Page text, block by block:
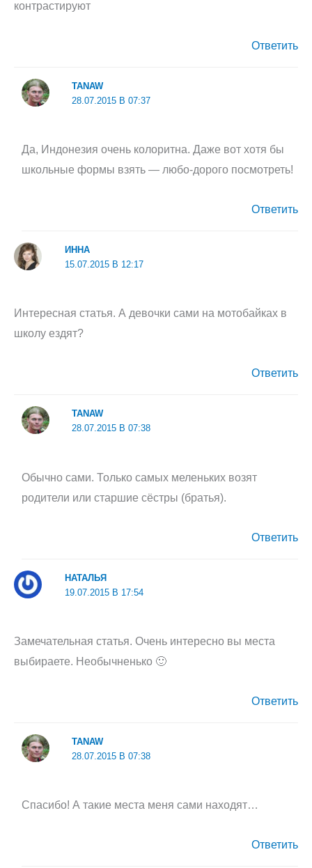
контрастируют
Ответить
TANAW
28.07.2015 В 07:37
Да, Индонезия очень колоритна. Даже вот хотя бы
школьные формы взять — любо-дорого посмотреть!
Ответить
ИННА
15.07.2015 В 12:17
Интересная статья. А девочки сами на мотобайках в
школу ездят?
Ответить
TANAW
28.07.2015 В 07:38
Обычно сами. Только самых меленьких возят
родители или старшие сёстры (братья).
Ответить
НАТАЛЬЯ
19.07.2015 В 17:54
Замечательная статья. Очень интересно вы места
выбираете. Необычненько 🙂
Ответить
TANAW
28.07.2015 В 07:38
Спасибо! А такие места меня сами находят…
Ответить